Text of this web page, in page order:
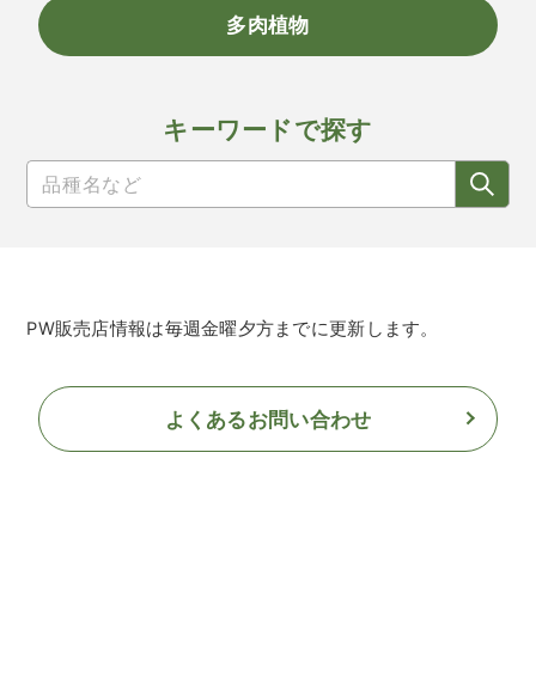
多肉植物
キーワードで探す
PW販売店情報は毎週金曜夕方までに更新します。
よくあるお問い合わせ